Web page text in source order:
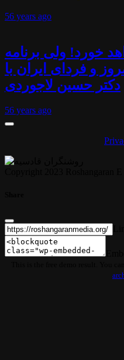
56 years ago
خورد! ولی برنامه
و فردای ایران با
دکتر حسین لاجوردی
56 years ago